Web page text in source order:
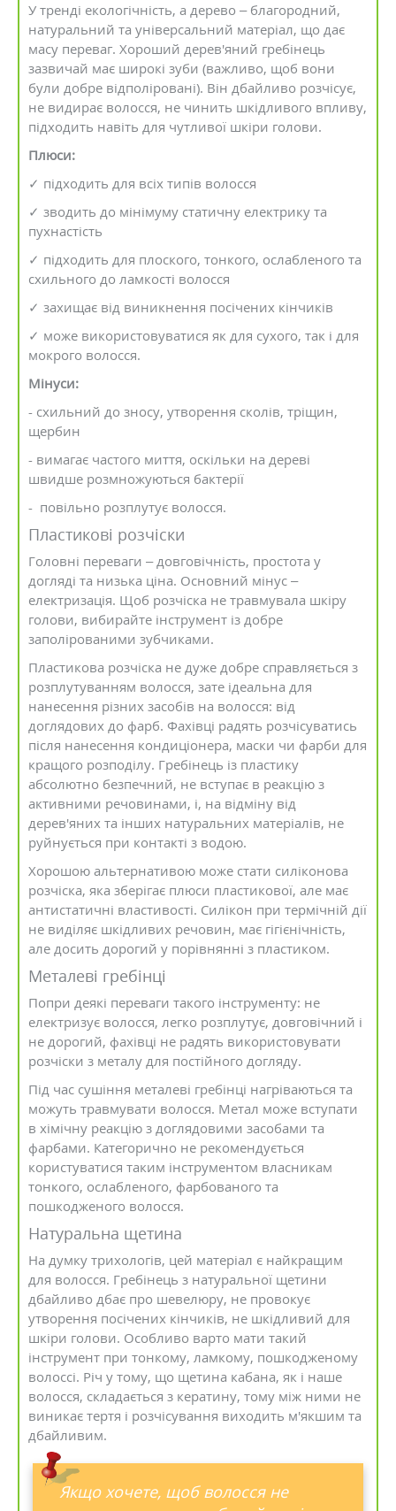
У тренді екологічність, а дерево – благородний,
натуральний та універсальний матеріал, що дає
масу переваг. Хороший дерев'яний гребінець
зазвичай має широкі зуби (важливо, щоб вони
були добре відполіровані). Він дбайливо розчісує,
не видирає волосся, не чинить шкідливого впливу,
підходить навіть для чутливої шкіри голови.
Плюси:
✓ підходить для всіх типів волосся
✓ зводить до мінімуму статичну електрику та
пухнастість
✓ підходить для плоского, тонкого, ослабленого та
схильного до ламкості волосся
✓ захищає від виникнення посічених кінчиків
✓ може використовуватися як для сухого, так і для
мокрого волосся.
Мінуси:
- схильний до зносу, утворення сколів, тріщин,
щербин
- вимагає частого миття, оскільки на дереві
швидше розмножуються бактерії
- повільно розплутує волосся.
Пластикові розчіски
Головні переваги – довговічність, простота у
догляді та низька ціна. Основний мінус –
електризація. Щоб розчіска не травмувала шкіру
голови, вибирайте інструмент із добре
заполірованими зубчиками.
Пластикова розчіска не дуже добре справляється з
розплутуванням волосся, зате ідеальна для
нанесення різних засобів на волосся: від
доглядових до фарб. Фахівці радять розчісуватись
після нанесення кондиціонера, маски чи фарби для
кращого розподілу. Гребінець із пластику
абсолютно безпечний, не вступає в реакцію з
активними речовинами, і, на відміну від
дерев'яних та інших натуральних матеріалів, не
руйнується при контакті з водою.
Хорошою альтернативою може стати силіконова
розчіска, яка зберігає плюси пластикової, але має
антистатичні властивості. Силікон при термічній дії
не виділяє шкідливих речовин, має гігієнічність,
але досить дорогий у порівнянні з пластиком.
Металеві гребінці
Попри деякі переваги такого інструменту: не
електризує волосся, легко розплутує, довговічний і
не дорогий, фахівці не радять використовувати
розчіски з металу для постійного догляду.
Під час сушіння металеві гребінці нагріваються та
можуть травмувати волосся. Метал може вступати
в хімічну реакцію з доглядовими засобами та
фарбами. Категорично не рекомендується
користуватися таким інструментом власникам
тонкого, ослабленого, фарбованого та
пошкодженого волосся.
Натуральна щетина
На думку трихологів, цей матеріал є найкращим
для волосся. Гребінець з натуральної щетини
дбайливо дбає про шевелюру, не провокує
утворення посічених кінчиків, не шкідливий для
шкіри голови. Особливо варто мати такий
інструмент при тонкому, ламкому, пошкодженому
волоссі. Річ у тому, що щетина кабана, як і наше
волосся, складається з кератину, тому між ними не
виникає тертя і розчісування виходить м'якшим та
дбайливим.
Якщо хочете, щоб волосся не